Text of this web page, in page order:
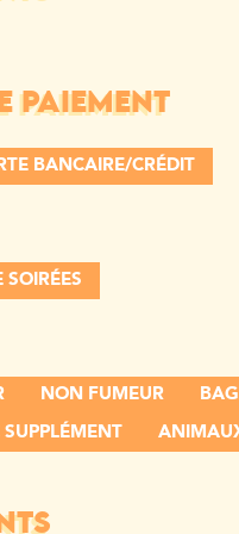
PAIEMENT
BANCAIRE/CRÉDIT
NON FUMEUR